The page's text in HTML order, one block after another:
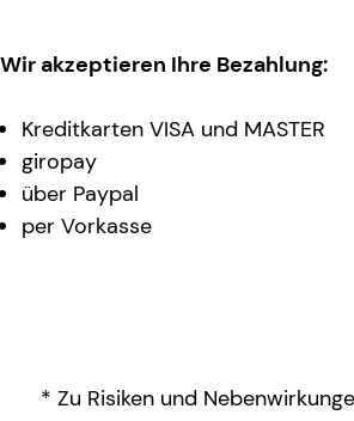
Wir akzeptieren Ihre Bezahlung:
Kreditkarten VISA und MASTER
giropay
über Paypal
per Vorkasse
* Zu Risiken und